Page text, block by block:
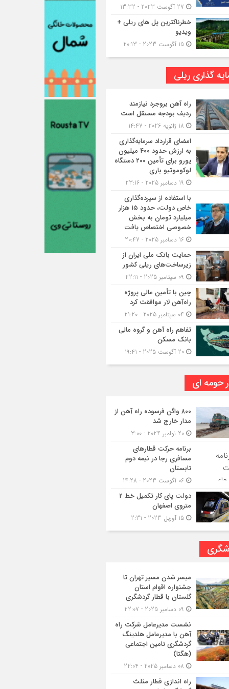
خطرناکترین پل های ریلی +
ویدیو
گذاری ریلی
راه آهن بروجرد نیازمند
ردیف بودجه مستقل است
امضای قرارداد سرمایه‌گذاری
به ارزش حدود ۴۰۰ میلیون
یورو برای تأمین ۲۰۰ دستگاه
لوکوموتیو باری
با استفاده از سپرده‌گذاری
خاص دولت، حدود ۱۵ هزار
میلیارد تومان به بخش
خصوصی اختصاص یافت
حمایت بانک ملی ایران از
زیرساخت‌های ریلی کشور
چین با تأمین مالی پروژه
راه‌آهن لار موافقت کرد
تفاهم راه آهن و گروه مالی
بانک مسکن
حومه ای
۸۰۰ واگن فرسوده راه آهن از
مدار خارج شد
برنامه حرکت قطارهای
مسافری رجا در نیمه دوم
تابستان
دولت پای کار تکمیل خط ۲
متروی اصفهان
میسر شدن مسیر تهران تا
جشنواره اقوام استان
گلستان با قطار گردشگری
نشست مدیرعامل شرکت راه
آهن با مدیرعامل هلدینگ
گردشگری تامین اجتماعی
(هگتا)
راه اندازی قطار مثلث